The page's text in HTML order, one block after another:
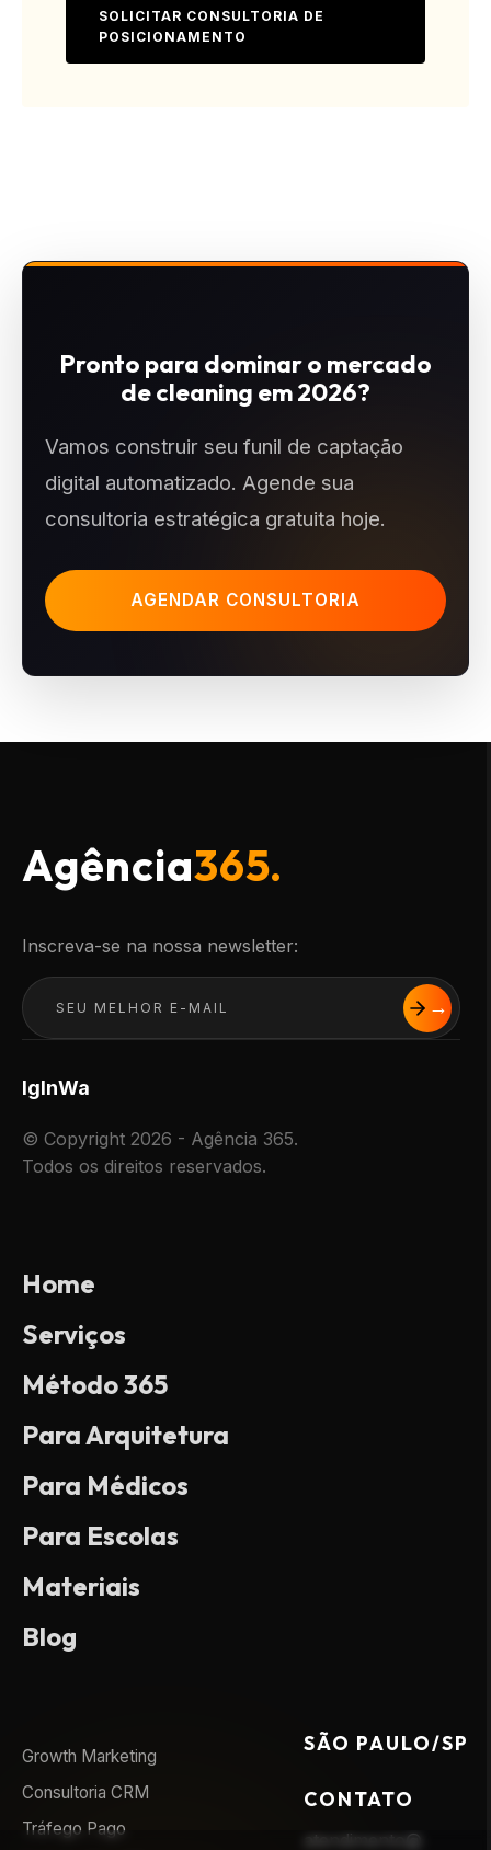
SOLICITAR CONSULTORIA DE
POSICIONAMENTO
Pronto para dominar o mercado
de cleaning em 2026?
Vamos construir seu funil de captação
digital automatizado. Agende sua
consultoria estratégica gratuita hoje.
AGENDAR CONSULTORIA
Agência365.
Inscreva-se na nossa newsletter:
IgInWa
© Copyright 2026 - Agência 365.
Todos os direitos reservados.
Home
Serviços
Método 365
Para Arquitetura
Para Médicos
Para Escolas
Materiais
Blog
Growth Marketing
Consultoria CRM
Tráfego Pago
SÃO PAULO/SP
CONTATO
atendimento@